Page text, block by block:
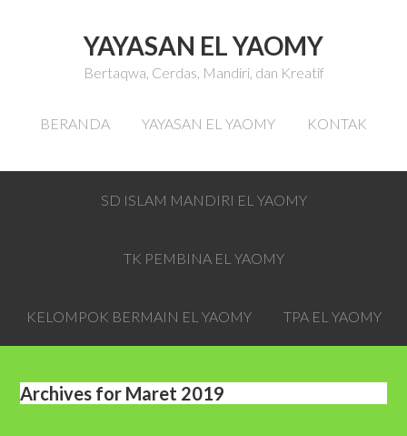
YAYASAN EL YAOMY
Bertaqwa, Cerdas, Mandiri, dan Kreatif
BERANDA YAYASAN EL YAOMY KONTAK
SD ISLAM MANDIRI EL YAOMY
TK PEMBINA EL YAOMY
KELOMPOK BERMAIN EL YAOMY TPA EL YAOMY
Archives for Maret 2019